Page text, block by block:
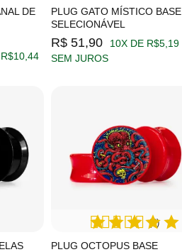
DE
PLUG GATO MÍSTICO BASE
SELECIONÁVEL
R$ 51,90
10X DE R$5,19
SEM JUROS
PLUG OCTOPUS BASE
(2)